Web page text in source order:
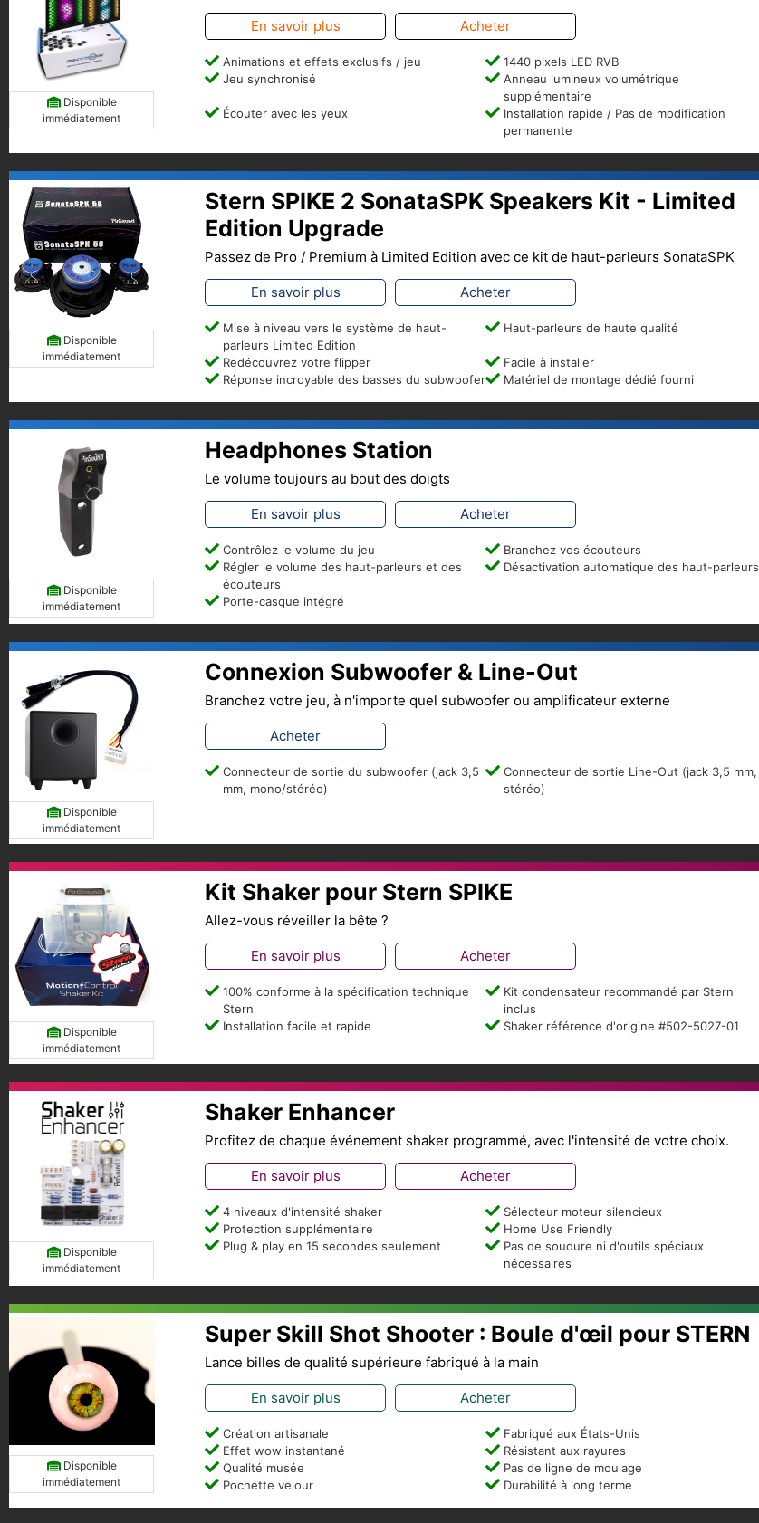
Disponible
immédiatement
En savoir plus Acheter
Animations et effets exclusifs / jeu
1440 pixels LED RVB
Jeu synchronisé
Anneau lumineux volumétrique
supplémentaire
Écouter avec les yeux
Installation rapide / Pas de modification
permanente
Disponible
immédiatement
Stern SPIKE 2 SonataSPK Speakers Kit - Limited
Edition Upgrade
Passez de Pro / Premium à Limited Edition avec ce kit de haut-parleurs SonataSPK
En savoir plus Acheter
Mise à niveau vers le système de haut-
parleurs Limited Edition
Haut-parleurs de haute qualité
Redécouvrez votre flipper
Facile à installer
Réponse incroyable des basses du subwoofer
Matériel de montage dédié fourni
Disponible
immédiatement
Headphones Station
Le volume toujours au bout des doigts
En savoir plus Acheter
Contrôlez le volume du jeu
Branchez vos écouteurs
Régler le volume des haut-parleurs et des
écouteurs
Désactivation automatique des haut-parleurs
Porte-casque intégré
Disponible
immédiatement
Connexion Subwoofer & Line-Out
Branchez votre jeu, à n'importe quel subwoofer ou amplificateur externe
Acheter
Connecteur de sortie du subwoofer (jack 3,5
mm, mono/stéréo)
Connecteur de sortie Line-Out (jack 3,5 mm,
stéréo)
Disponible
immédiatement
Kit Shaker pour Stern SPIKE
Allez-vous réveiller la bête ?
En savoir plus Acheter
100% conforme à la spécification technique
Stern
Kit condensateur recommandé par Stern
inclus
Installation facile et rapide
Shaker référence d'origine #502-5027-01
Disponible
immédiatement
Shaker Enhancer
Profitez de chaque événement shaker programmé, avec l'intensité de votre choix.
En savoir plus Acheter
4 niveaux d'intensité shaker
Sélecteur moteur silencieux
Protection supplémentaire
Home Use Friendly
Plug & play en 15 secondes seulement
Pas de soudure ni d'outils spéciaux
nécessaires
Disponible
immédiatement
Super Skill Shot Shooter : Boule d'œil pour STERN
Lance billes de qualité supérieure fabriqué à la main
En savoir plus Acheter
Création artisanale
Fabriqué aux États-Unis
Effet wow instantané
Résistant aux rayures
Qualité musée
Pas de ligne de moulage
Pochette velour
Durabilité à long terme